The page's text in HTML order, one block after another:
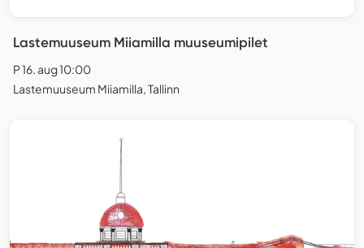
Lastemuuseum Miiamilla muuseumipilet
P 16. aug 10:00
Lastemuuseum Miiamilla, Tallinn